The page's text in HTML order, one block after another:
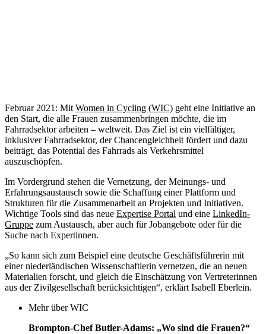
Februar 2021: Mit Women in Cycling (WIC) geht eine Initiative an
den Start, die alle Frauen zusammenbringen möchte, die im
Fahrradsektor arbeiten – weltweit. Das Ziel ist ein vielfältiger,
inklusiver Fahrradsektor, der Chancengleichheit fördert und dazu
beiträgt, das Potential des Fahrrads als Verkehrsmittel
auszuschöpfen.
Im Vordergrund stehen die Vernetzung, der Meinungs- und
Erfahrungsaustausch sowie die Schaffung einer Plattform und
Strukturen für die Zusammenarbeit an Projekten und Initiativen.
Wichtige Tools sind das neue Expertise Portal und eine LinkedIn-
Gruppe zum Austausch, aber auch für Jobangebote oder für die
Suche nach Expertinnen.
„So kann sich zum Beispiel eine deutsche Geschäftsführerin mit
einer niederländischen Wissenschaftlerin vernetzen, die an neuen
Materialien forscht, und gleich die Einschätzung von Vertreterinnen
aus der Zivilgesellschaft berücksichtigen“, erklärt Isabell Eberlein.
Mehr über WIC
Brompton-Chef Butler-Adams: „Wo sind die Frauen?“